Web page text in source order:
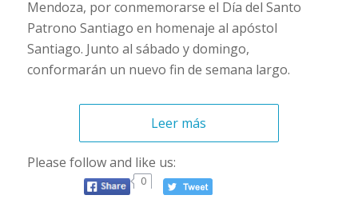
Mendoza, por conmemorarse el Día del Santo
Patrono Santiago en homenaje al apóstol
Santiago. Junto al sábado y domingo,
conformarán un nuevo fin de semana largo.
Leer más
Please follow and like us:
0